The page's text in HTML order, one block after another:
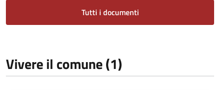
Tutti i documenti
Vivere il comune (1)